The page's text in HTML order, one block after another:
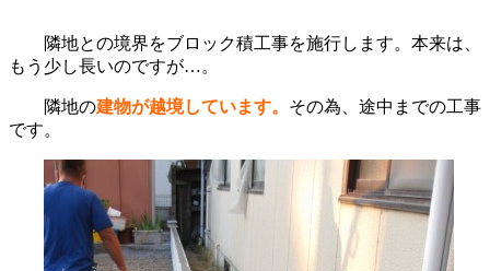
隣地との境界をブロック積工事を施行します。本来は、
もう少し長いのですが…。
隣地の建物が越境しています。 その為、途中までの工事
です。